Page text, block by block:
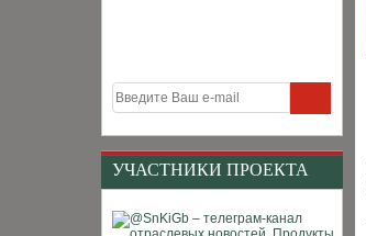
УЧАСТНИКИ ПРОЕКТА